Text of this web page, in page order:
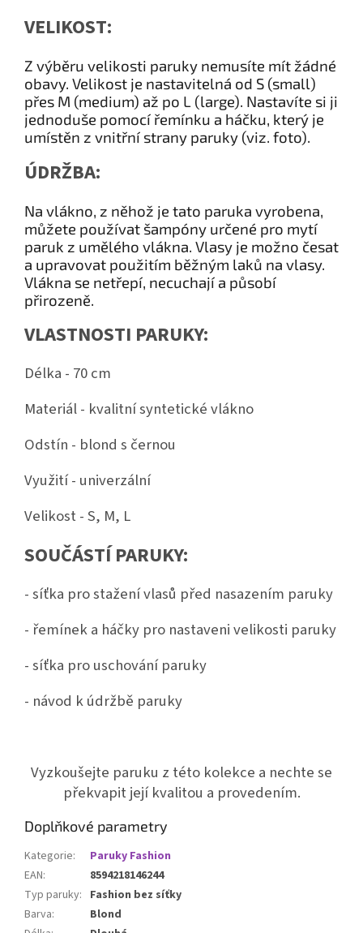
VELIKOST:
Z výběru velikosti paruky nemusíte mít žádné
obavy. Velikost je nastavitelná od S (small)
přes M (medium) až po L (large). Nastavíte si ji
jednoduše pomocí řemínku a háčku, který je
umístěn z vnitřní strany paruky (viz. foto).
ÚDRŽBA:
Na vlákno, z něhož je tato paruka vyrobena,
můžete používat šampóny určené pro mytí
paruk z umělého vlákna. Vlasy je možno česat
a upravovat použitím běžným laků na vlasy.
Vlákna se netřepí, necuchají a působí
přirozeně.
VLASTNOSTI PARUKY:
Délka - 70 cm
Materiál - kvalitní syntetické vlákno
Odstín - blond s černou
Využití - univerzální
Velikost - S, M, L
SOUČÁSTÍ PARUKY:
- síťka pro stažení vlasů před nasazením paruky
- řemínek a háčky pro nastaveni velikosti paruky
- síťka pro uschování paruky
- návod k údržbě paruky
Vyzkoušejte paruku z této kolekce a nechte se
překvapit její kvalitou a provedením.
Doplňkové parametry
Kategorie:
Paruky Fashion
EAN:
8594218146244
Typ paruky: Fashion bez síťky
Barva:
Blond